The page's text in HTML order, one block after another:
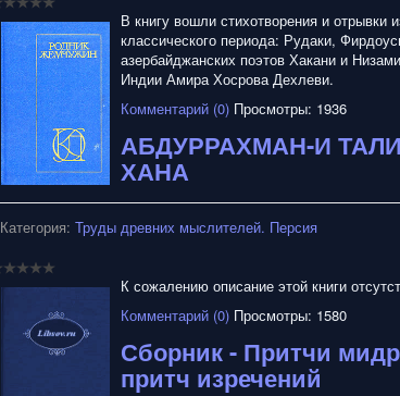
В книгу вошли стихотворения и отрывки
классического периода: Рудаки,
азербайджанских поэтов Хакани и
Индии Амира Хосрова Дехлеви.
Комментарий (0) Просмотры: 1936
АБДУРРАХМАН-И
ХАНА
Категория: Труды древних мыслителей. Персия
К сожалению описание этой книги
Комментарий (0) Просмотры: 1580
Сборник - Притчи
притч изречений